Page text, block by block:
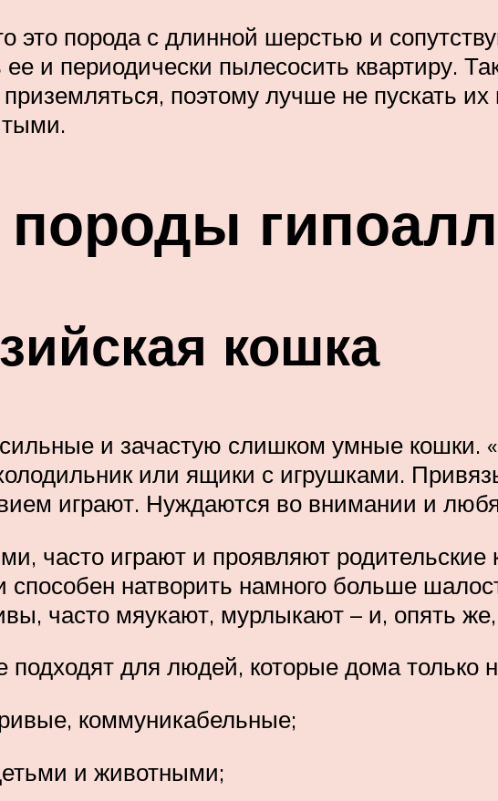
это порода с длинной шерстью и
ее и периодически пылесосить квартиру.
поэтому лучше не пускать
кошка
и зачастую слишком умные кошки.
или ящики с игрушками.
играют. Нуждаются во внимании и
часто играют и проявляют родительские
способен натворить намного больше
часто мяукают, мурлыкают – и, опять
для людей, которые дома только
коммуникабельные;
и животными;